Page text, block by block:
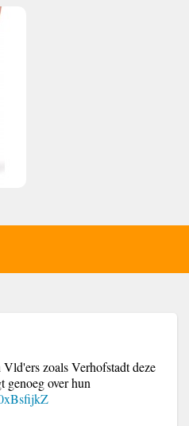
zoals Verhofstadt deze
genoeg over hun